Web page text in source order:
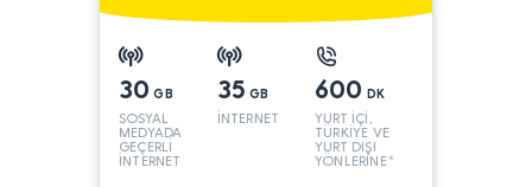
30 GB
SOSYAL
MEDYADA
GEÇERLİ
İNTERNET
35 GB
İNTERNET
600 DK
YURT İÇİ,
TÜRKİYE VE
YURT DIŞI
YÖNLERİNE*